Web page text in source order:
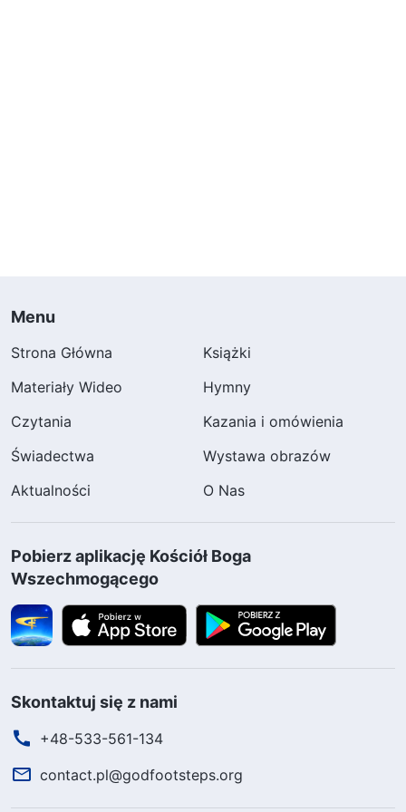
posłuszeństwo.
Menu
Strona Główna
Książki
Materiały Wideo
Hymny
Czytania
Kazania i omówienia
Świadectwa
Wystawa obrazów
Aktualności
O Nas
Pobierz aplikację Kościół Boga
Wszechmogącego
Skontaktuj się z nami
+48-533-561-134
contact.pl@godfootsteps.org